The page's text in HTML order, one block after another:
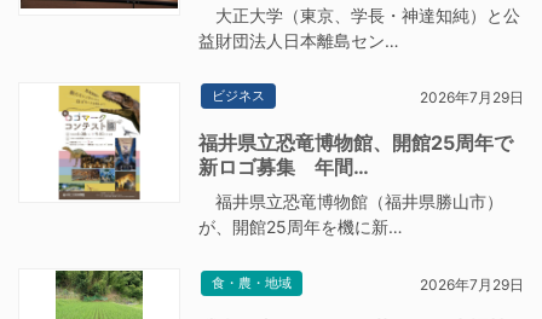
大正大学（東京、学長・神達知純）と公
益財団法人日本離島セン…
ビジネス 2026年7月29日
福井県立恐竜博物館、開館25周年で
新ロゴ募集 年間…
福井県立恐竜博物館（福井県勝山市）
が、開館25周年を機に新…
食・農・地域 2026年7月29日